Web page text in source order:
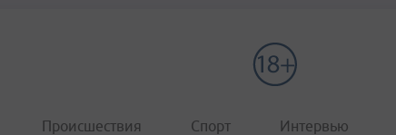
Происшествия Спорт Интервью